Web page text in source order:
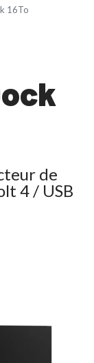
16To
de
4 / USB